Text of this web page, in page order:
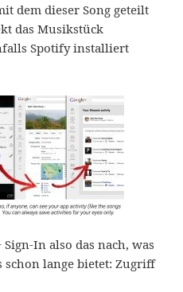
dem dieser Song geteilt
das Musikstück
Spotify installiert
In also das nach, was
schon lange bietet: Zugriff